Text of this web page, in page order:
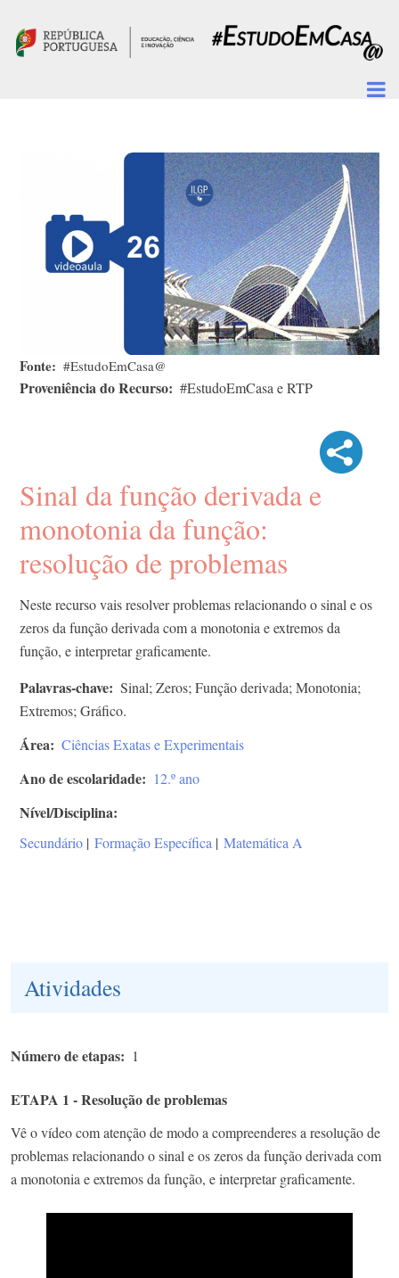
Fonte #EstudoEmCasa@
Proveniência do Recurso #EstudoEmCasa e RTP
Sinal da função derivada e
monotonia da função:
resolução de problemas
Neste recurso vais resolver problemas relacionando o sinal e os
zeros da função derivada com a monotonia e extremos da
função, e interpretar graficamente.
Palavras-chave
Sinal; Zeros; Função derivada; Monotonia;
Extremos; Gráfico.
Área Ciências Exatas e Experimentais
Ano de escolaridade 12.º ano
Nível/Disciplina
Secundário | Formação Específica | Matemática A
Atividades
Número de etapas 1
ETAPA 1 - Resolução de problemas
Vê o vídeo com atenção de modo a compreenderes a resolução de
problemas relacionando o sinal e os zeros da função derivada com
a monotonia e extremos da função, e interpretar graficamente.